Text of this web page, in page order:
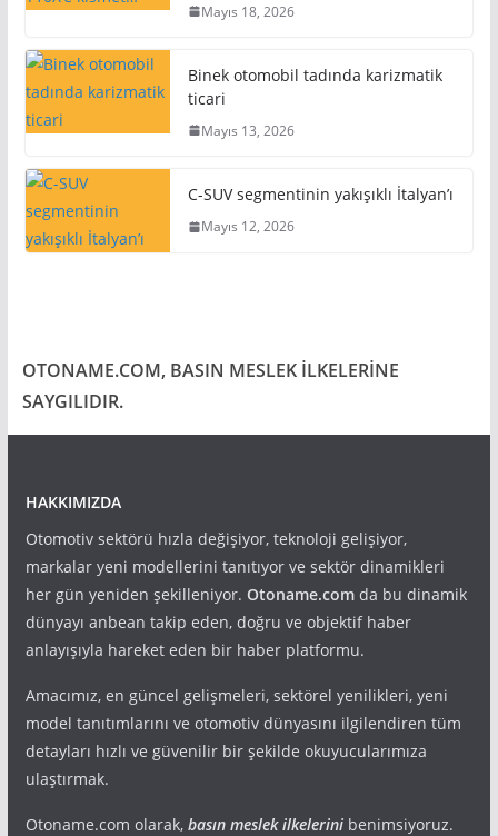
Mayıs 18, 2026
Binek otomobil tadında karizmatik
ticari
Mayıs 13, 2026
C-SUV segmentinin yakışıklı İtalyan’ı
Mayıs 12, 2026
OTONAME.COM, BASIN MESLEK İLKELERİNE
SAYGILIDIR.
HAKKIMIZDA
Otomotiv sektörü hızla değişiyor, teknoloji gelişiyor,
markalar yeni modellerini tanıtıyor ve sektör dinamikleri
her gün yeniden şekilleniyor. Otoname.comda bu dinamik
dünyayı anbean takip eden, doğru ve objektif haber
anlayışıyla hareket eden bir haber platformu.
Amacımız, en güncel gelişmeleri, sektörel yenilikleri, yeni
model tanıtımlarını ve otomotiv dünyasını ilgilendiren tüm
detayları hızlı ve güvenilir bir şekilde okuyucularımıza
ulaştırmak.
Otoname.com olarak, basın meslek ilkelerinibenimsiyoruz.